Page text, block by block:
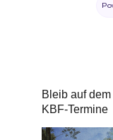
Bleib auf
KBF-Termine